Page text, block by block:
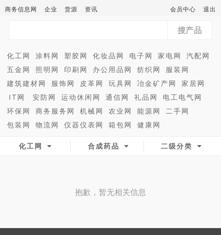
商务信息网 企业 货源 资讯 会员中心 退出
搜产品
化工网 涂料网 塑胶网 化妆品网 电子网 家电网
汽配网
五金网
照明网 印刷网 办公用品网 纺织网
服装网
建筑建材网
服饰网 皮革网 玩具网 冶金矿产网
家居网
IT网
安防网 运动休闲网 通信网 礼品网
电工电气网
环保网
商务服务网 机械网 农业网 能源网
二手网
包装网
物流网 仪器仪表网 箱包网 健康网
化工网 合成药品 二级分类
抱歉，暂无相关信息